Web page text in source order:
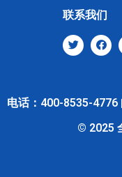
联系我们
电话：400-8535-
© 2025